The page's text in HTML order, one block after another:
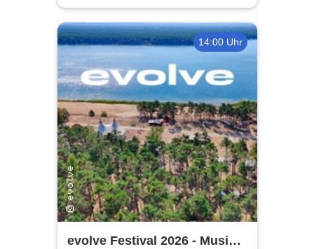
14:00 Uhr
evolve Festival 2026 - Musik,